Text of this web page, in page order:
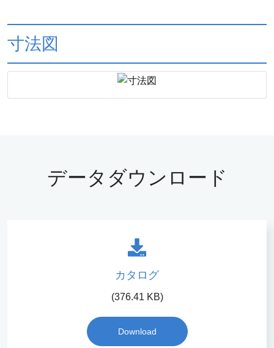
寸法図
データダウンロード
カタログ
(376.41 KB)
Download